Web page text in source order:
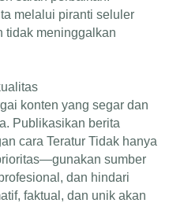
melalui piranti seluler
tidak meninggalkan
konten yang segar dan
Publikasikan berita
cara Teratur Tidak hanya
sumber
dan hindari
faktual, dan unik akan